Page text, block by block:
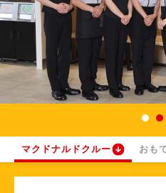
マクドナルドクルー おも